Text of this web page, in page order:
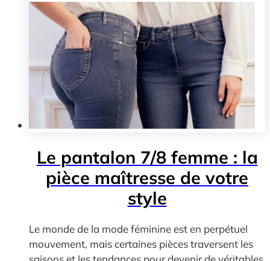
Le pantalon 7/8 femme : la
pièce maîtresse de votre
style
Le monde de la mode féminine est en perpétuel
mouvement, mais certaines pièces traversent les